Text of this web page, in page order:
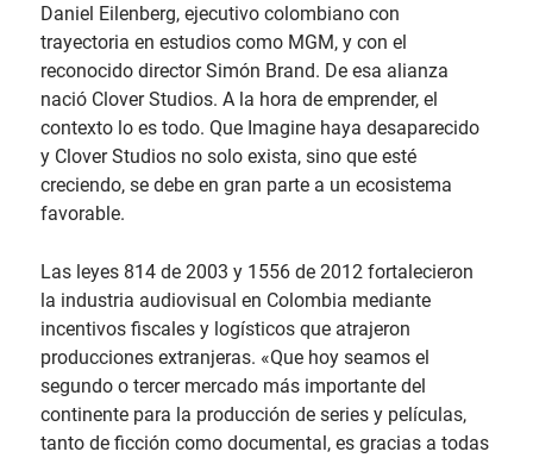
Daniel Eilenberg, ejecutivo colombiano con
trayectoria en estudios como MGM, y con el
reconocido director Simón Brand. De esa alianza
nació Clover Studios. A la hora de emprender, el
contexto lo es todo. Que Imagine haya desaparecido
y Clover Studios no solo exista, sino que esté
creciendo, se debe en gran parte a un ecosistema
favorable.
Las leyes 814 de 2003 y 1556 de 2012 fortalecieron
la industria audiovisual en Colombia mediante
incentivos fiscales y logísticos que atrajeron
producciones extranjeras. «Que hoy seamos el
segundo o tercer mercado más importante del
continente para la producción de series y películas,
tanto de ficción como documental, es gracias a todas